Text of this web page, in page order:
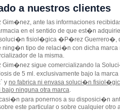
a nuestros clientes
ante las informaciones
en el sentido de que est�n
fisiol�gica �P�rez Guerrero�,
ning�n tipo de relaci�n con dicha marca
de la misma.
Gim�nez sigue comercializando la
de 5 ml. exclusivamente bajo la marca
` y no fabrica ni envasa soluci�n
ninguna otra marca.
para ponernos a su disposici�n
este particular o sobre cualquier otro